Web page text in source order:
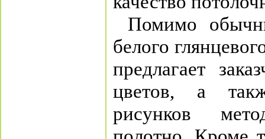
Помимо
белого
предлагает
цветов, а
рисунков